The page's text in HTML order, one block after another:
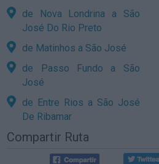
de Nova Londrina a São
José Do Rio Preto
de Matinhos a São José
de Passo Fundo a São
José
de Entre Rios a São José
De Ribamar
Compartir Ruta